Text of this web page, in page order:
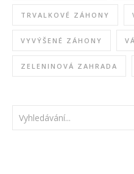
TRVALKOVÉ ZÁHONY
VYVÝŠENÉ ZÁHONY
ZELENINOVÁ ZAHRADA